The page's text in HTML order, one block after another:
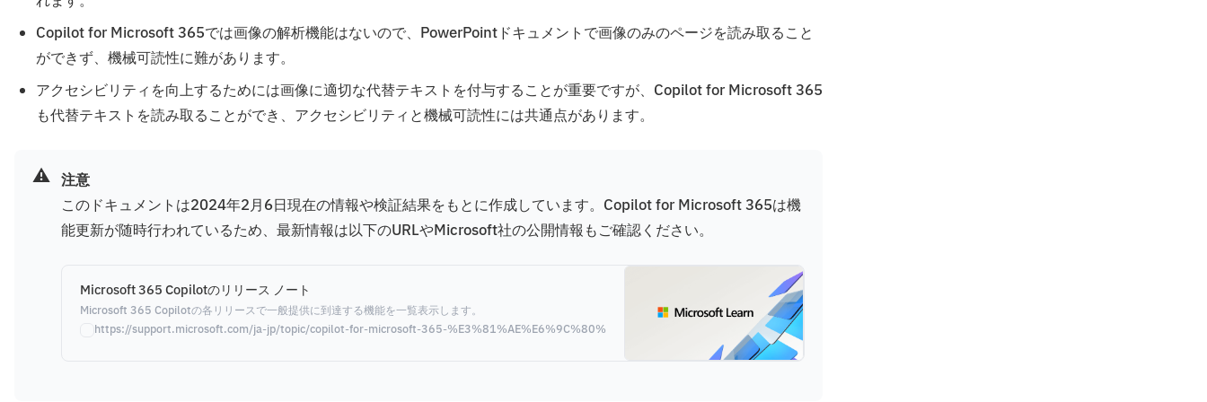
Copilot for Microsoft 365では画像の解析機能はないので、PowerPointドキュメントで画像のみのページを読み取ること
ができず、機械可読性に難があります。
アクセシビリティを向上するためには画像に適切な代替テキストを付与することが重要ですが、Copilot for Microsoft 365
も代替テキストを読み取ることができ、アクセシビリティと機械可読性には共通点があります。
⚠️ 注意
このドキュメントは2024年2月6日現在の情報や検証結果をもとに作成しています。Copilot for Microsoft 365は機
能更新が随時行われているため、最新情報は以下のURLやMicrosoft社の公開情報もご確認ください。
Microsoft 365 Copilotのリリース ノート
Microsoft 365 Copilotの各リリースで一般提供に到達する機能を一覧表示します。
https://support.microsoft.com/ja-jp/topic/copilot-for-microsoft-365-